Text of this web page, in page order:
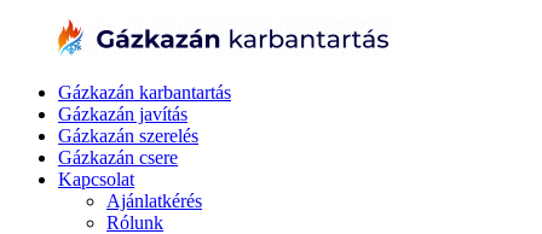
Gázkazán karbantartás
Gázkazán javítás
Gázkazán szerelés
Gázkazán csere
Kapcsolat
Ajánlatkérés
Rólunk